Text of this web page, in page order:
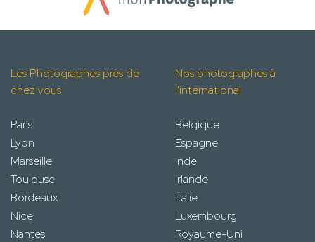
Les Photographes près de
chez vous
Paris
Lyon
Marseille
Toulouse
Bordeaux
Nice
Nantes
Nos photographes à
l'international
Belgique
Espagne
Inde
Irlande
Italie
Luxembourg
Royaume-Uni